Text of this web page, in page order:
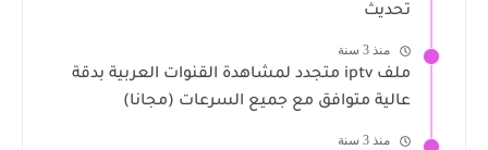
تحديث
منذ 3 سنة
ملف iptv متجدد لمشاهدة القنوات العربية بدقة
عالية متوافق مع جميع السرعات (مجانا)
منذ 3 سنة